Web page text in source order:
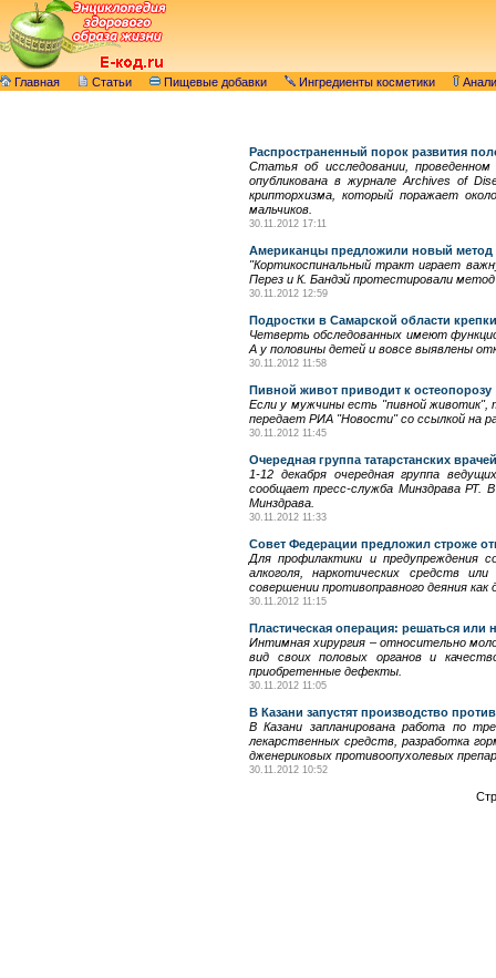
Главная Статьи Пищевые добавки Ингредиенты косметики
Распространенный порок развития
Статья об исследовании,
опубликована в журнале Archives of
крипторхизма, который поражает
мальчиков.
30.11.2012 17:11
Американцы предложили новый метод
"Кортикоспинальный тракт играет
Перез и К. Бандэй протестировали
30.11.2012 12:59
Подростки в Самарской области
Четверть обследованных имеют
А у половины детей и вовсе выявлены
30.11.2012 11:58
Пивной живот приводит к остеопорозу
Если у мужчины есть "пивной животик",
передает РИА "Новости" со ссылкой на
30.11.2012 11:45
Очередная группа татарстанских
1-12 декабря очередная группа
сообщает пресс-служба Минздрава РТ.
Минздрава.
30.11.2012 11:33
Совет Федерации предложил строже
Для профилактики и предупреждения
алкоголя, наркотических средств
совершении противоправного деяния
30.11.2012 11:15
Пластическая операция: решаться или
Интимная хирургия – относительно
вид своих половых органов и
приобретенные дефекты.
30.11.2012 11:05
В Казани запустят производство
В Казани запланирована работа по
лекарственных средств, разработка
дженериковых противоопухолевых
30.11.2012 10:52